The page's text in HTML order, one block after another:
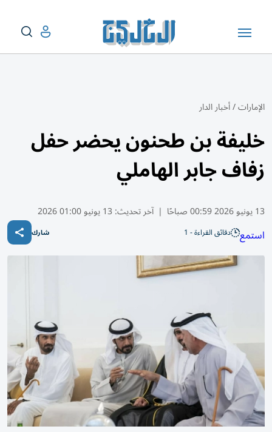
الإمارات/أخبار الدار
خليفة بن طحنون يحضر حفل
زفاف جابر الهاملي
13 يونيو 2026 00:59 صباحًا | آخر تحديث: 13 يونيو 01:00 2026
استمع دقائق القراءة - 1 شارك